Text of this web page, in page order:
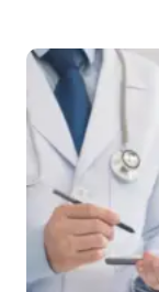
A
M
A
Z
क्रे
ता
व्हा
य